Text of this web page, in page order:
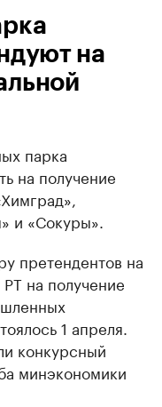
на
парка
на получение
и «Сокуры».
претендентов на
на получение
1 апреля.
конкурсный
минэкономики